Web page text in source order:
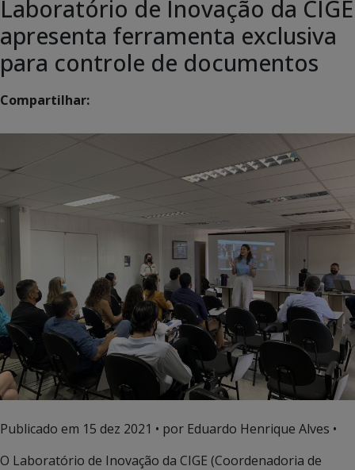
Laboratório de Inovação da CIGE
apresenta ferramenta exclusiva
para controle de documentos
Compartilhar:
Publicado em 15 dez 2021 • por Eduardo Henrique Alves •
O Laboratório de Inovação da CIGE (Coordenadoria de